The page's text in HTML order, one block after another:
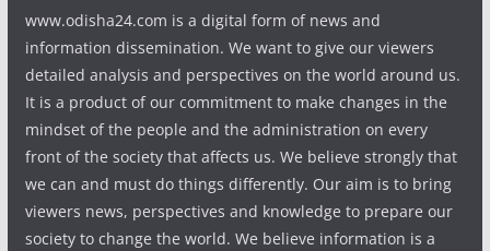
www.odisha24.com is a digital form of news and
information dissemination. We want to give our viewers
detailed analysis and perspectives on the world around us.
It is a product of our commitment to make changes in the
mindset of the people and the administration on every
front of the society that affects us. We believe strongly that
we can and must do things differently. Our aim is to bring
viewers news, perspectives and knowledge to prepare our
society to change the world. We believe information is a